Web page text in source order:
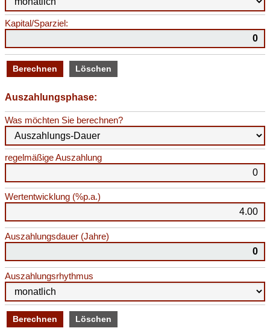
Kapital/Sparziel:
Auszahlungsphase:
Was möchten Sie berechnen?
regelmäßige Auszahlung
Wertentwicklung (%p.a.)
Auszahlungsdauer (Jahre)
Auszahlungsrhythmus